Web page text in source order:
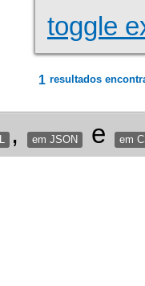
toggle
1 resultados
, em JSON e em